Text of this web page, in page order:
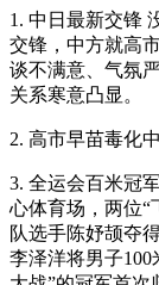
1. 中日最新交锋
交锋，中方就高
谈不满意、气氛
关系寒意凸显。
2. 高市早苗毒化
3. 全运会百米冠
心体育场，两位“
队选手陈妤颉夺
李泽洋将男子100